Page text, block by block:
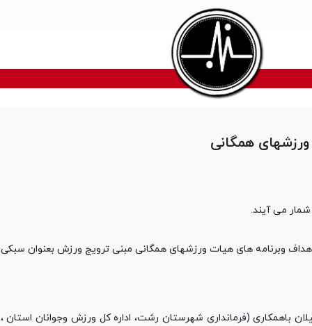
ورزشهای همگانی
می آیند.
وبرنامه های هیات ورزشهای همگانی مبنی ترویج ورزش بعنوان سبکی
باهمکاری (فرمانداری شهرستان رشت، اداره کل ورزش وجوانان استان ،